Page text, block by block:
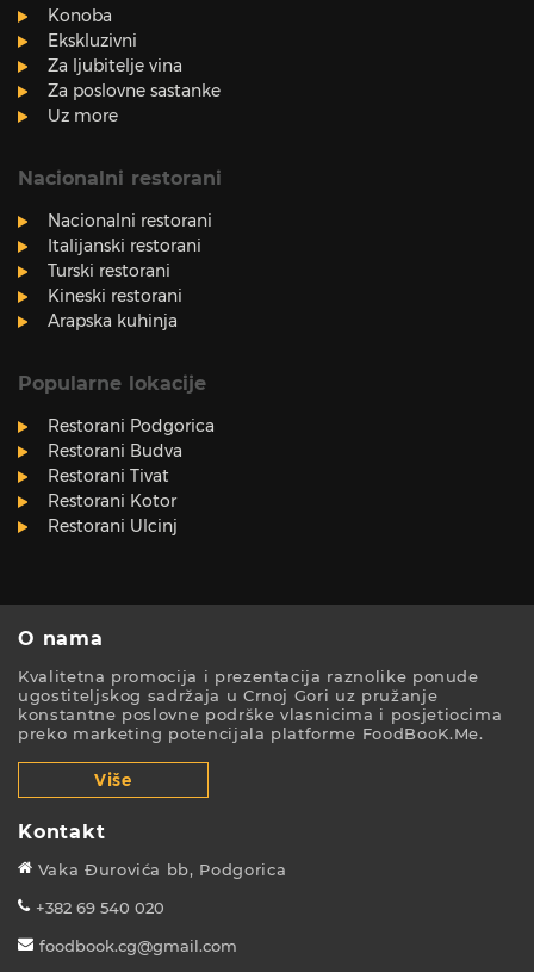
Konoba
Ekskluzivni
Za ljubitelje vina
Za poslovne sastanke
Uz more
Nacionalni restorani
Nacionalni restorani
Italijanski restorani
Turski restorani
Kineski restorani
Arapska kuhinja
Popularne lokacije
Restorani Podgorica
Restorani Budva
Restorani Tivat
Restorani Kotor
Restorani Ulcinj
O nama
Kvalitetna promocija i prezentacija raznolike ponude
ugostiteljskog sadržaja u Crnoj Gori uz pružanje
konstantne poslovne podrške vlasnicima i posjetiocima
preko marketing potencijala platforme FoodBooK.Me.
Više
Kontakt
Vaka Đurovića bb, Podgorica
+382 69 540 020
foodbook.cg@gmail.com